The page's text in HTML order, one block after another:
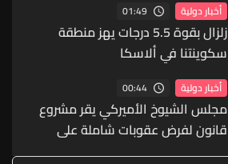
أخبار دولية 01:49
زلزال بقوة 5.5 درجات يهز منطقة
سكوينتنا في ألاسكا
أخبار دولية 00:44
مجلس الشيوخ الأميركي يقر مشروع
قانون لفرض عقوبات شاملة على
روسيا